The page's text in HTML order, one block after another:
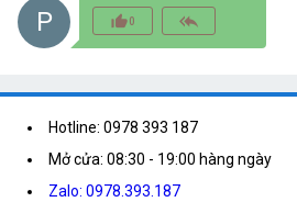
P thumb_up_alt0 reply_all
Hotline: 0978 393 187
Mở cửa: 08:30 - 19:00 hàng ngày
Zalo: 0978.393.187